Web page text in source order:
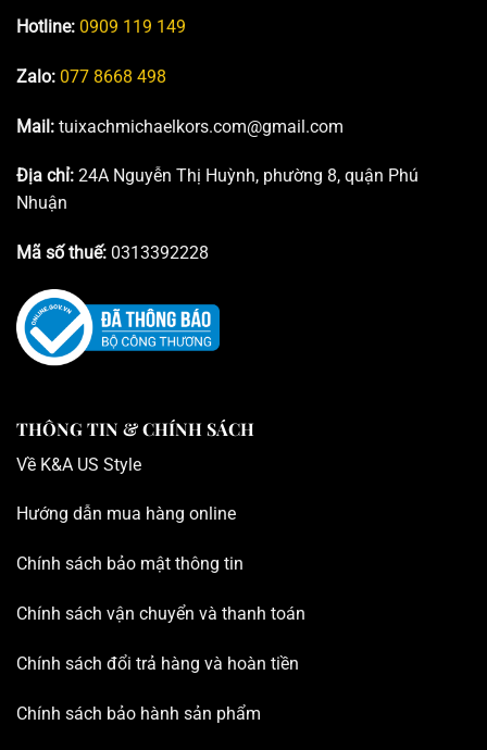
Hotline: 0909 119 149
Zalo: 077 8668 498
Mail: tuixachmichaelkors.com@gmail.com
Địa chỉ: 24A Nguyễn Thị Huỳnh, phường 8, quận Phú
Nhuận
Mã số thuế: 0313392228
THÔNG TIN & CHÍNH SÁCH
Về K&A US Style
Hướng dẫn mua hàng online
Chính sách bảo mật thông tin
Chính sách vận chuyển và thanh toán
Chính sách đổi trả hàng và hoàn tiền
Chính sách bảo hành sản phẩm